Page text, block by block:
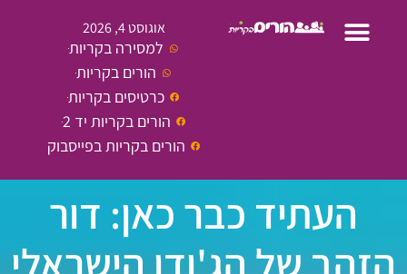
אוגוסט 4, 2026
למסירה בקריות
הורים בקריות
כרטיסים בקריות
הורים בקריות יד 2
הורים בקריות בפייסבוק
העתיד כבר כאן: דור
הזהב של הג'ודו הישראלי